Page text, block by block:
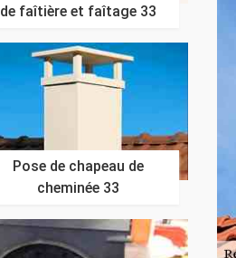
de faîtière et faîtage 33
Pose de chapeau de
cheminée 33